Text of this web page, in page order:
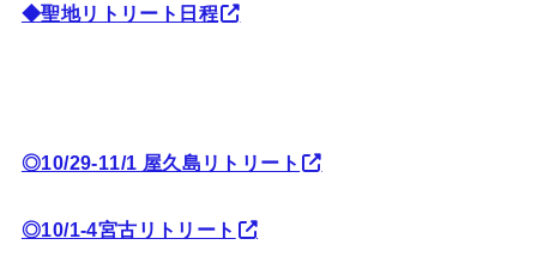
◆聖地リトリート日程
◎10/29-11/1 屋久島リトリート
◎10/1-4宮古リトリート